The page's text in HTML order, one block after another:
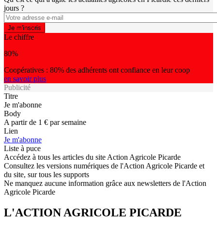
jours ?
Le chiffre
80%
Coopératives : 80% des adhérents ont confiance en leur coop
en savoir plus
Publicité
Titre
Je m'abonne
Body
A partir de 1 € par semaine
Lien
Je m'abonne
Liste à puce
Accédez à tous les articles du site Action Agricole Picarde
Consultez les versions numériques de l'Action Agricole Picarde et
du site, sur tous les supports
Ne manquez aucune information grâce aux newsletters de l'Action
Agricole Picarde
L'ACTION AGRICOLE PICARDE